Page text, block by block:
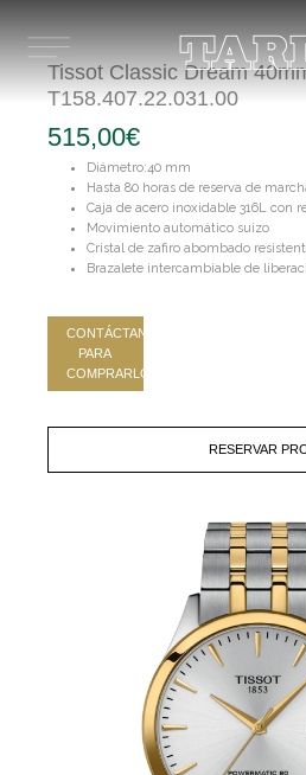
contenido
Tissot Classic Dream
T158.407.22.031.00
515,00€
Diámetro:40 mm
Hasta 80 horas de reserva de
Caja de acero inoxidable 316L con
Movimiento automático suizo
Cristal de zafiro abombado
Brazalete intercambiable de
CONTÁCTANOS
PARA
COMPRARLO
RESERVAR